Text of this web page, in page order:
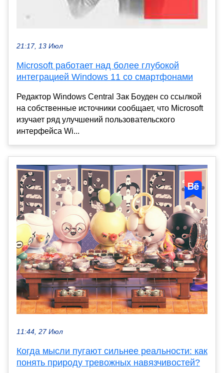
21:17, 13 Июл
Microsoft работает над более глубокой
интеграцией Windows 11 со смартфонами
Редактор Windows Central Зак Боуден со ссылкой
на собственные источники сообщает, что Microsoft
изучает ряд улучшений пользовательского
интерфейса Wi...
11:44, 27 Июл
Когда мысли пугают сильнее реальности: как
понять природу тревожных навязчивостей?